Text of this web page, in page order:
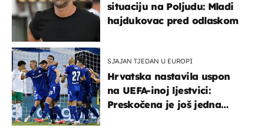
situaciju na Poljudu: Mladi
hajdukovac pred odlaskom
SJAJAN TJEDAN U EUROPI
Hrvatska nastavila uspon
na UEFA-inoj ljestvici:
Preskočena je još jedna